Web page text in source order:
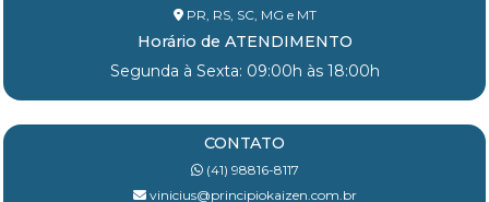
PR, RS, SC, MG e MT
Horário de ATENDIMENTO
Segunda à Sexta: 09:00h às 18:00h
CONTATO
(41) 98816-8117
vinicius@principiokaizen.com.br